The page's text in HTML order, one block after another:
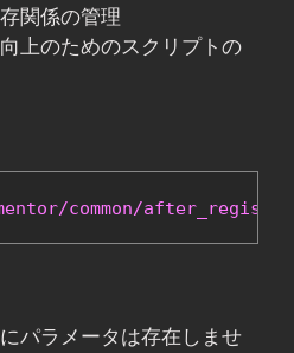
関係の管理
上のためのスクリプトの
common/
パラメータは存在しませ